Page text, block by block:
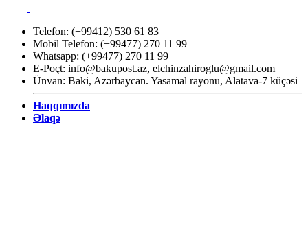
Telefon: (+99412) 530 61 83
Mobil Telefon: (+99477) 270 11 99
Whatsapp: (+99477) 270 11 99
E-Poçt: info@bakupost.az, elchinzahiroglu@gmail.com
Ünvan: Baki, Azərbaycan. Yasamal rayonu, Alatava-7 küçəsi
Haqqımızda
Əlaqə